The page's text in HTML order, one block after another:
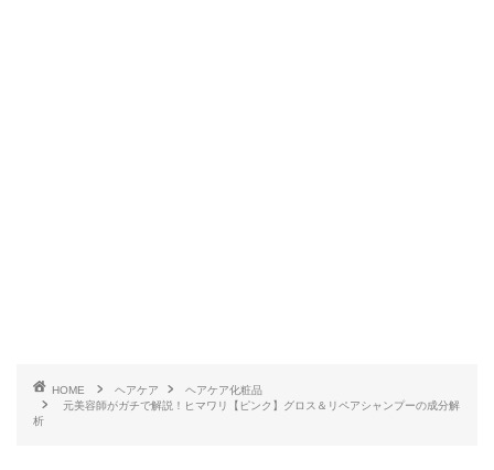
HOME ヘアケア
ヘアケア化粧品
元美容師がガチで解説！ヒマワリ【ピンク】グロス＆リペアシャンプーの成分解
析